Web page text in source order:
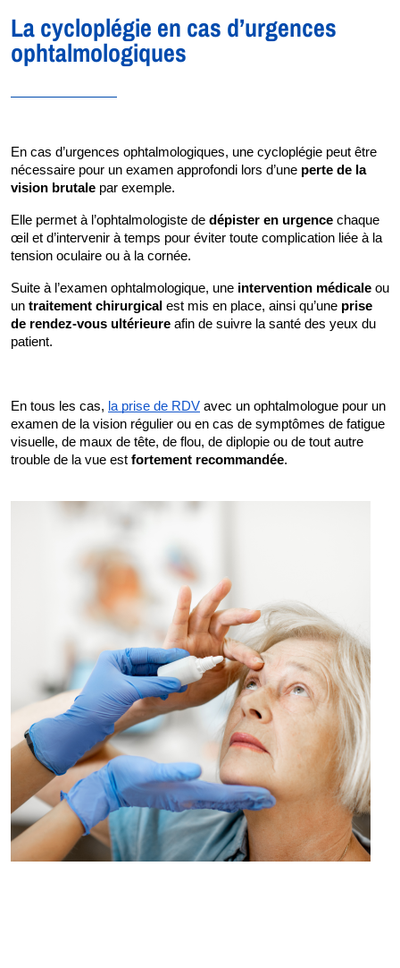
La cycloplégie en cas d’urgences
ophtalmologiques
En cas d’urgences ophtalmologiques, une cycloplégie peut être
nécessaire pour un examen approfondi lors d’une perte de la
vision brutale par exemple.
Elle permet à l’ophtalmologiste de dépister en urgence chaque
œil et d’intervenir à temps pour éviter toute complication liée à la
tension oculaire ou à la cornée.
Suite à l’examen ophtalmologique, une intervention médicale ou
un traitement chirurgical est mis en place, ainsi qu’une prise
de rendez-vous ultérieure afin de suivre la santé des yeux du
patient.
En tous les cas, la prise de RDV avec un ophtalmologue pour un
examen de la vision régulier ou en cas de symptômes de fatigue
visuelle, de maux de tête, de flou, de diplopie ou de tout autre
trouble de la vue est fortement recommandée.